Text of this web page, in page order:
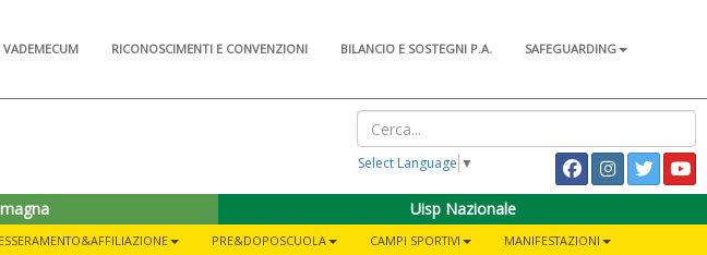
VADEMECUM RICONOSCIMENTI E CONVENZIONI BILANCIO E SOSTEGNI P.A.
SAFEGUARDING
Select Language ▼
Uisp Nazionale
PRE&DOPOSCUOLA CAMPI SPORTIVI
MANIFESTAZIONI